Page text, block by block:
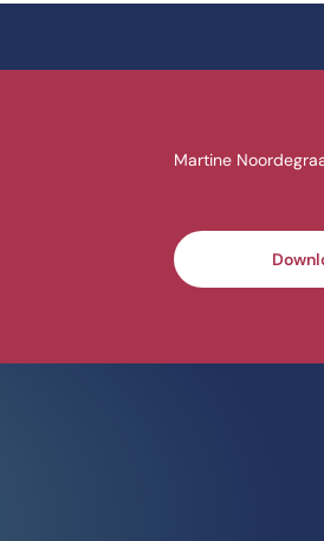
Martine